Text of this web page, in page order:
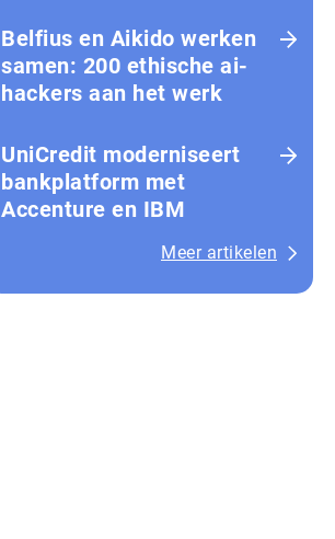
Belfius en Aikido werken
samen: 200 ethische ai-
hackers aan het werk
UniCredit moderniseert
bankplatform met
Accenture en IBM
Meer artikelen